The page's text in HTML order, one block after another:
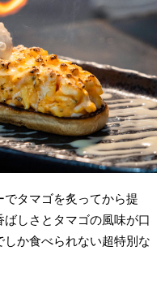
タマゴを炙ってから提
しさとタマゴの風味が口
か食べられない超特別な